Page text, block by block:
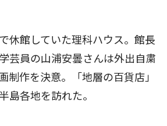
休館していた理科ハウス。館長
芸員の山浦安曇さんは外出自粛
制作を決意。「地層の百貨店」
島各地を訪れた。